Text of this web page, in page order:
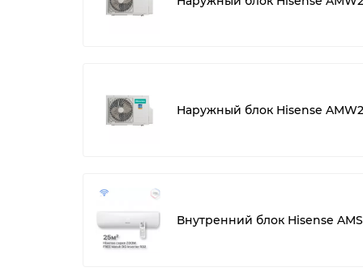
Наружный блок Hisense
Внутренний блок Hisense